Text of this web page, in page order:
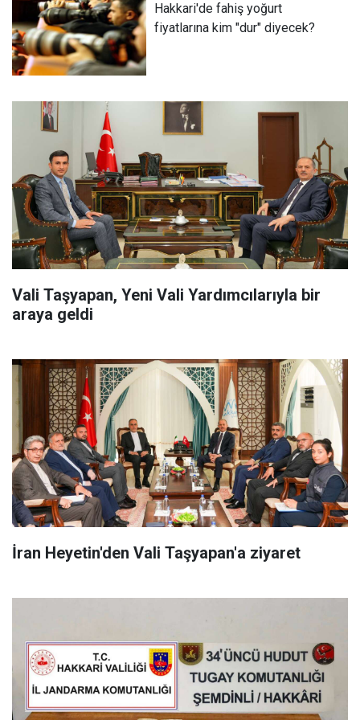
Hakkari'de fahiş yoğurt
fiyatlarına kim "dur" diyecek?
Vali Taşyapan, Yeni Vali Yardımcılarıyla bir
araya geldi
İran Heyetin'den Vali Taşyapan'a ziyaret